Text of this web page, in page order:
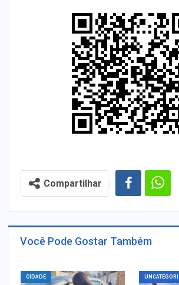
Compartilhar
Você Pode Gostar Também
CIDADE